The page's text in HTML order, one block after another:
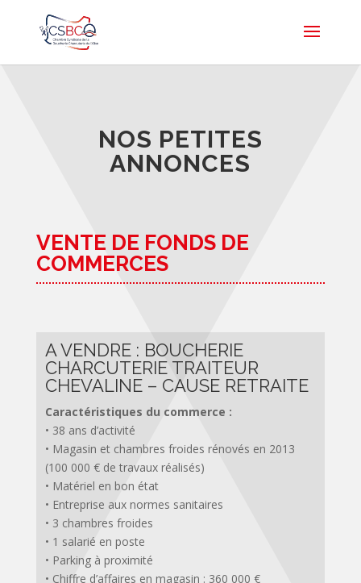
NOS PETITES
ANNONCES
VENTE DE FONDS DE
COMMERCES
A VENDRE : BOUCHERIE
CHARCUTERIE TRAITEUR
CHEVALINE – CAUSE RETRAITE
Caractéristiques du commerce :
• 38 ans d’activité
• Magasin et chambres froides rénovés en 2013
(100 000 € de travaux réalisés)
• Matériel en bon état
• Entreprise aux normes sanitaires
• 3 chambres froides
• 1 salarié en poste
• Parking à proximité
• Chiffre d’affaires en magasin : 360 000 €